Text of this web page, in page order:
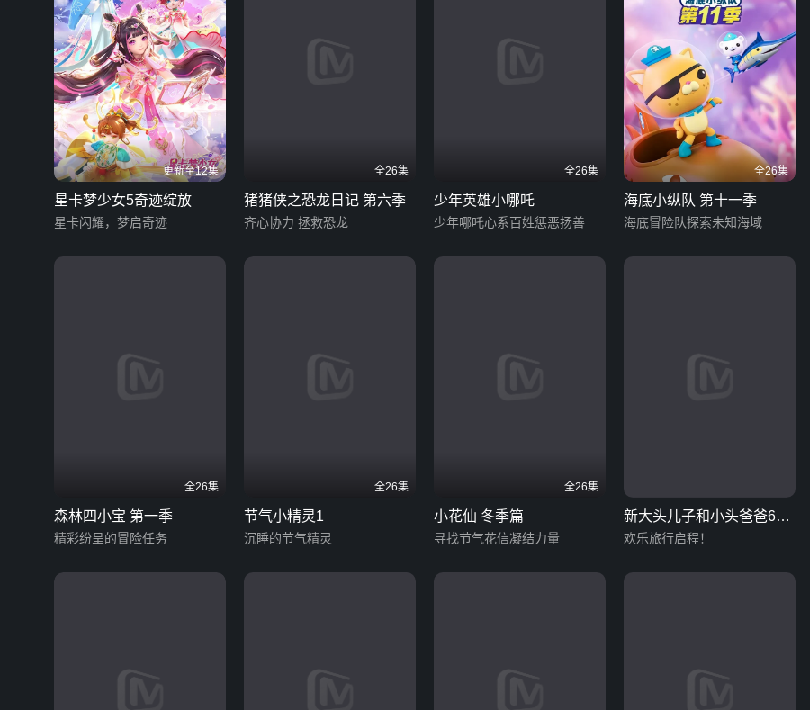
更新至12集
星卡梦少女5奇迹绽放
星卡闪耀，梦启奇迹
全26集
猪猪侠之恐龙日记 第六季
齐心协力 拯救恐龙
全26集
少年英雄小哪吒
少年哪吒心系百姓惩恶扬善
全26集
海底小纵队 第十一季
海底冒险队探索未知海域
全26集
森林四小宝 第一季
精彩纷呈的冒险任务
全26集
节气小精灵1
沉睡的节气精灵
全26集
小花仙 冬季篇
寻找节气花信凝结力量
新大头儿子和小头爸爸6：
迷你大冒险
欢乐旅行启程！